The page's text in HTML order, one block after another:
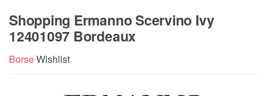
Shopping Ermanno Scervino Ivy
12401097 Bordeaux
BorseWishlist